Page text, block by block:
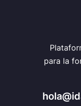
para la